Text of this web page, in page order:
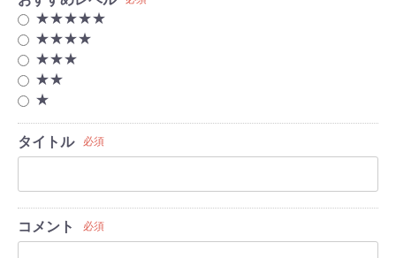
★★★★★
★★★★
★★★
★★
★
タイトル 必須
コメント 必須